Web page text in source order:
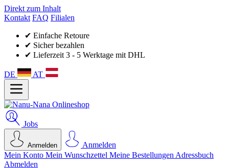
Direkt zum Inhalt
Kontakt FAQ Filialen
✔ Einfache Retoure
✔ Sicher bezahlen
✔ Lieferzeit 3 - 5 Werktage mit DHL
DE AT
Jobs
Anmelden
Anmelden
Mein Konto Mein Wunsch­zettel Meine Bestellungen Adressbuch
Abmelden